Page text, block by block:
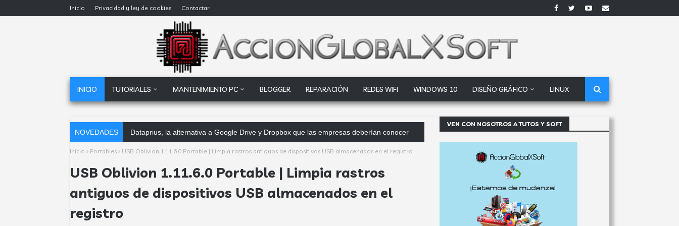
Inicio Privacidad y ley de cookies Contactar
INICIO TUTORIALES MANTENIMIENTO PC BLOGGER REPARACIÓN REDES WIFI WINDOWS 10 DISEÑO GRÁFICO LINUX
NOVEDADES Software contable automático: f
Inicio Portables USB Oblivion 1.11.6.0 Portable | Limpia rastros antiguos de dispositivos USB almacenados en el registro
USB Oblivion 1.11.6.0 Portable | Limpia rastros
antiguos de dispositivos USB almacenados en el
registro
VEN CON NOSOTROS A TUTOS Y SOFT